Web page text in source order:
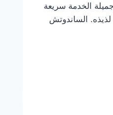
الخدمة سريعة
الساندوتش